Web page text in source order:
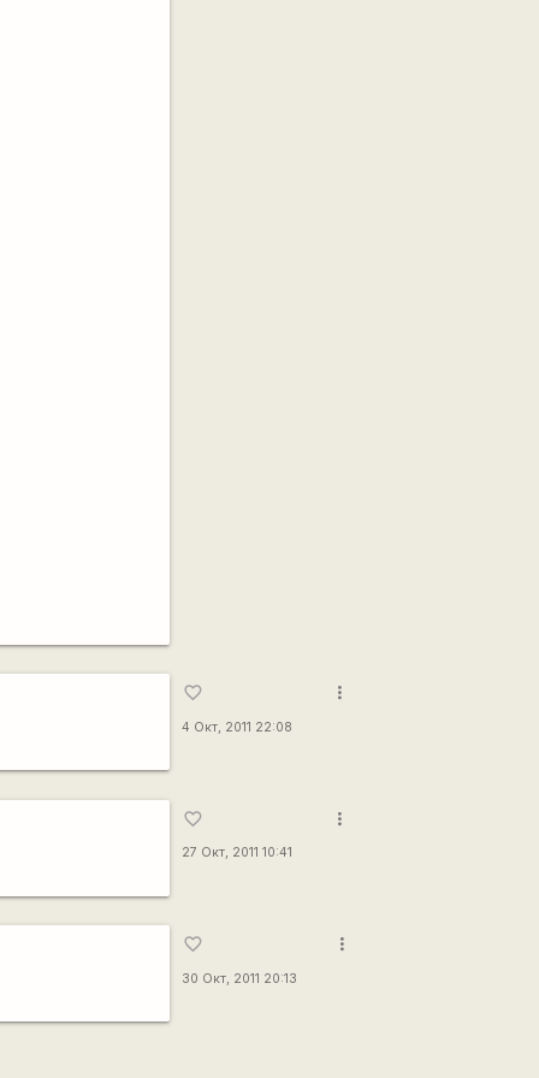
favorite_border
4 Окт, 2011 22:08
more_vert
favorite_border
27 Окт, 2011 10:41
more_vert
favorite_border
30 Окт, 2011 20:13
more_vert